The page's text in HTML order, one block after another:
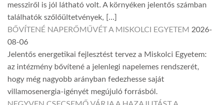
messziről is jól látható volt. A környéken jelentős számban
találhatók szőlőültetvények, […]
BŐVÍTENÉ NAPERŐMŰVÉT A MISKOLCI EGYETEM 2026-
08-06
Jelentős energetikai fejlesztést tervez a Miskolci Egyetem:
az intézmény bővítené a jelenlegi napelemes rendszerét,
hogy még nagyobb arányban fedezhesse saját
villamosenergia-igényét megújuló forrásból.